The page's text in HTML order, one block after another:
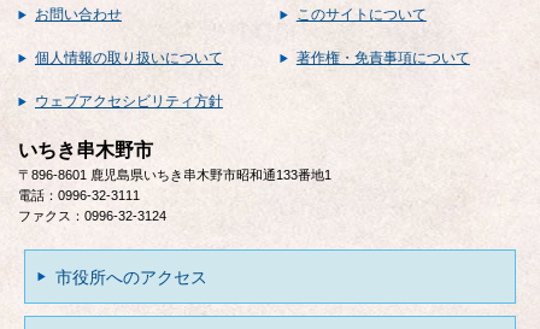
お問い合わせ このサイトについて
個人情報の取り扱いについて 著作権・免責事項について
ウェブアクセシビリティ方針
いちき串木野市
〒896-8601 鹿児島県いちき串木野市昭和通133番地1
電話：0996-32-3111
ファクス：0996-32-3124
市役所へのアクセス